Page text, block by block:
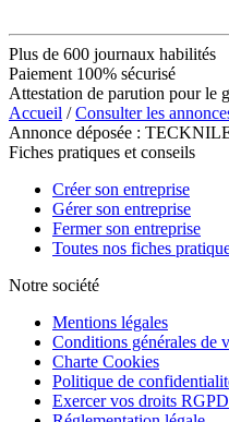
Plus de 600 journaux habilités
Paiement 100% sécurisé
Attestation de parution pour le
Accueil /Consulter les
Annonce déposée :
Fiches pratiques et conseils
Créer son entreprise
Gérer son entreprise
Fermer son entreprise
Toutes nos fiches
Notre société
Mentions légales
Conditions générales de
Charte Cookies
Politique de
Exercer vos droits RGPD